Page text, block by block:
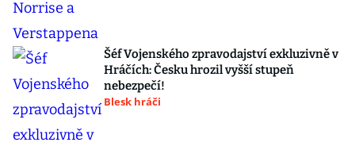
Šéf Vojenského zpravodajství exkluzivně v
Hráčích: Česku hrozil vyšší stupeň
nebezpečí!
Blesk hráči